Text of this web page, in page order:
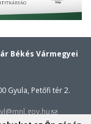
Békés Vármegyei
Gyula, Petőfi tér 2.
(link